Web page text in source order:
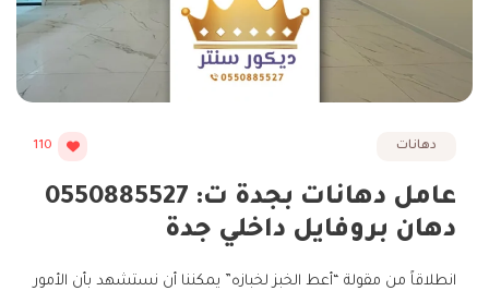
دهانات 110
عامل دهانات بجدة ت: 0550885527
دهان بروفايل داخلي جدة
انطلاقاً من مقولة “أعط الخبز لخبازه” يمكننا أن نستشهد بأن الأمور